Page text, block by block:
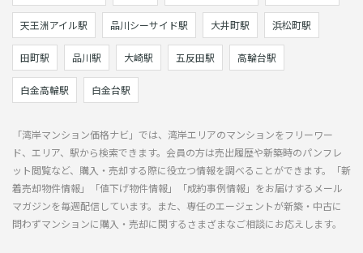
天王洲アイル駅 品川シーサイド駅 大井町駅 浜松町駅
田町駅 品川駅 大崎駅 五反田駅 高輪台駅
白金高輪駅 白金台駅
「湾岸マンション価格ナビ」では、湾岸エリアのマンションをフリーワー
ド、エリア、駅から検索できます。会員の方は売出履歴や新築時のパンフレ
ット閲覧など、購入・売却する際に役立つ情報を調べることができます。「新
着売却物件情報」「値下げ物件情報」「成約事例情報」をお届けするメール
マガジンを毎週配信しています。また、専任のエージェントが新築・中古に
問わずマンションに購入・売却に関するさまざまなご相談にお応えします。